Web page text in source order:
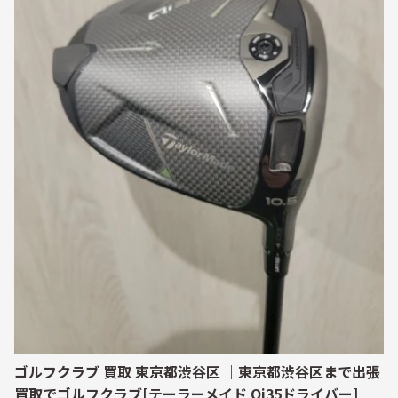
ゴルフクラブ 買取 東京都渋谷区 ｜東京都渋谷区まで出張
買取でゴルフクラブ[テーラーメイド Qi35ドライバー]